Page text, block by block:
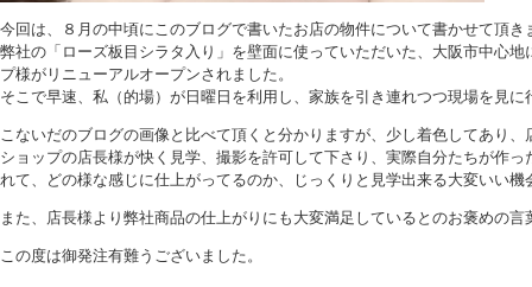
今回は、８月の中頃にこのブログで書いたお店の物件について書かせて頂き
弊社の「ローズ板目シラタ入り」を壁面に使っていただいた、大阪市中心
プ様がリニューアルオープンされました。
そこで早速、私（的場）が日曜日を利用し、家族を引き連れつつ現場を見に
こないだのブログの画像と比べて頂くと分かりますが、少し着色してあり
ショップの店長様が快く見学、撮影を許可して下さり、実際自分たちが作
れて、どの様な感じに仕上がってるのか、じっくりと見学出来る大変いい機
また、店長様より弊社商品の仕上がりにも大変満足しているとのお褒めの言
この度は御発注有難うございました。